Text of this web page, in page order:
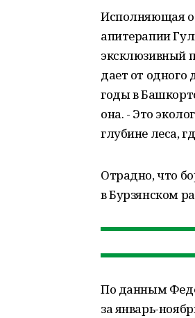
Исполняющая
апитерапии
эксклюзивный
дает от
годы в
она. - Это
глубине леса,
Отрадно, что
в Бурзянском
По данным
за январь-